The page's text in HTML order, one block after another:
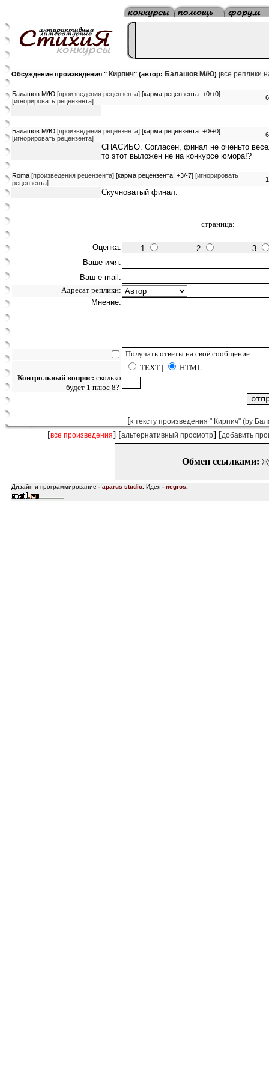
Обсуждение произведения " Кирпич" (автор: Балашов М/Ю) [все реплики
Балашов М/Ю [произведения рецензента] [карма рецензента: +0/+0]
[игнорировать рецензента]
Балашов М/Ю [произведения рецензента] [карма рецензента: +0/+0]
[игнорировать рецензента]
СПАСИБО. Согласен, финал не оченьто
то этот выложен не на конкурсе юмора!?
Roma [произведения рецензента] [карма рецензента: +3/-7] [игнорировать
рецензента]
Скучноватый финал.
страница:
Оценка: 1 2
3
Ваше имя:
Ваш e-mail:
Адресат реплики:
Мнение:
Получать ответы на своё сообщение
TEXT |
HTML
Контрольный вопрос: сколько
будет 1 плюс 8?
[к тексту произведения " Кирпич" (by
[все произведения] [альтернативный просмотр] [добавить
Обмен ссылками:
Дизайн и программирование - aparus studio Идея - negros